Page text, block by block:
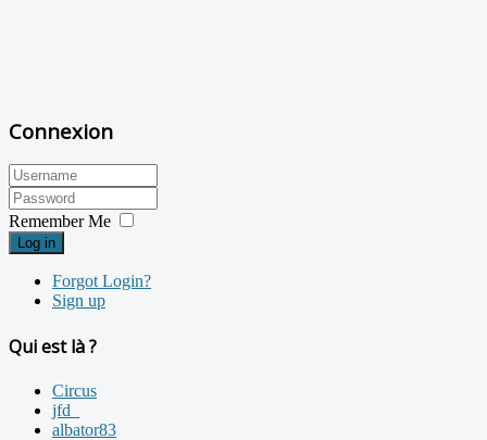
Connexion
Remember Me
Log in
Forgot Login?
Sign up
Qui est là ?
Circus
jfd_
albator83